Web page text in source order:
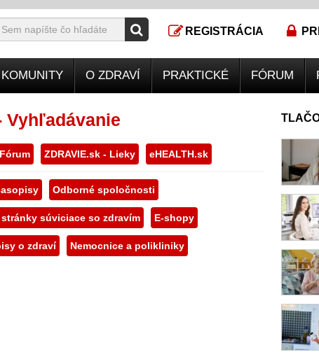
REGISTRÁCIA
KOMUNITY O ZDRAVÍ PRAKTICKÉ FÓRUM
Vyhľadávanie
ZDRAVIE.sk - Lieky eHEALTH.sk
Odborné spoločnosti
súviciace so zdravím E-shopy
o zdraví Nemocnice a polikliniky